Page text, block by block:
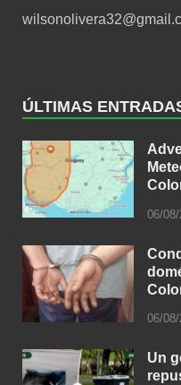
ÚLTIMAS
06/
06/
Un